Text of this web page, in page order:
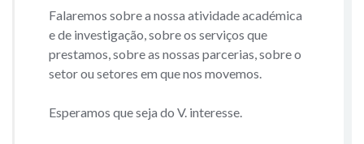
Falaremos sobre a nossa atividade académica
e de investigação, sobre os serviços que
prestamos, sobre as nossas parcerias, sobre o
setor ou setores em que nos movemos.
Esperamos que seja do V. interesse.